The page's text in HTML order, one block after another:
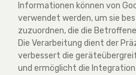
Informationen können von
verwendet werden, um sie
zuzuordnen, die die
Die Verarbeitung dient der
verbessert die
und ermöglicht die